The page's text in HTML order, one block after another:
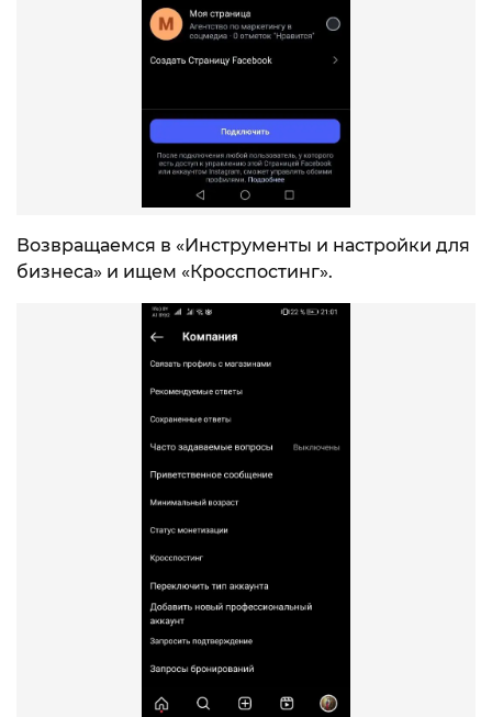
Возвращаемся в «Инструменты и настройки для
бизнеса» и ищем «Кросспостинг».